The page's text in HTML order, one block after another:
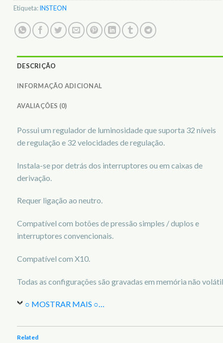
Etiqueta:INSTEON
DESCRIÇÃO
INFORMAÇÃO ADICIONAL
AVALIAÇÕES (0)
Possui um regulador de luminosidade que suporta 32 níveis
de regulação e 32 velocidades de regulação.
Instala-se por detrás dos interruptores ou em caixas de
derivação.
Requer ligação ao neutro.
Compatível com botões de pressão simples / duplos e
interruptores convencionais.
Compatível com X10.
Todas as configurações são gravadas em memória não
○ MOSTRAR MAIS ○…
Related